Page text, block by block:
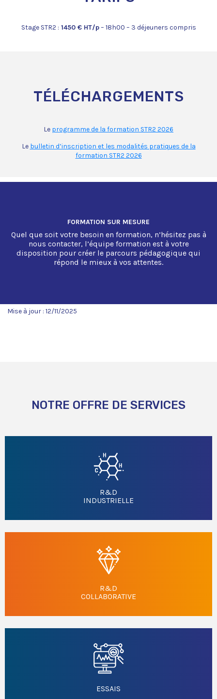
Stage STR2 : 1450 € HT/p– 18h00 – 3 déjeuners compris
TÉLÉCHARGEMENTS
Le programme de la formation STR2 2026
Le bulletin d’inscription et les modalités pratiques de la
formation STR2 2026
FORMATION SUR MESURE
Quel que soit votre besoin en formation, n’hésitez pas à
nous contacter, l’équipe formation est à votre
disposition pour créer le parcours pédagogique qui
répond le mieux à vos attentes.
Mise à jour : 12/11/2025
NOTRE OFFRE DE SERVICES
R&D
INDUSTRIELLE
R&D
COLLABORATIVE
ESSAIS